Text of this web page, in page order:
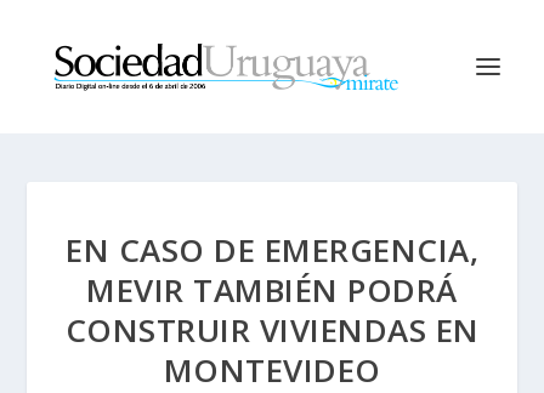
EN CASO DE EMERGENCIA,
MEVIR TAMBIÉN PODRÁ
CONSTRUIR VIVIENDAS EN
MONTEVIDEO